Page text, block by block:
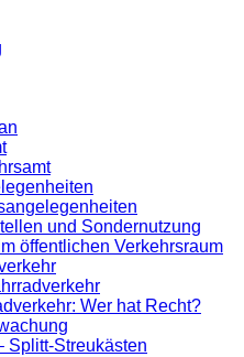
und Sondernutzung
öffentlichen Verkehrsraum
Wer hat Recht?
Splitt-Streukästen